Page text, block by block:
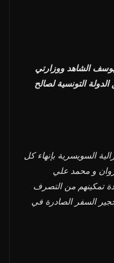
الشاهد ووزارتي
التونسية لصالح
السويسرية بإنهاء كل
و محمد علي
تمكينهم من التصرف
السفر الصادرة في